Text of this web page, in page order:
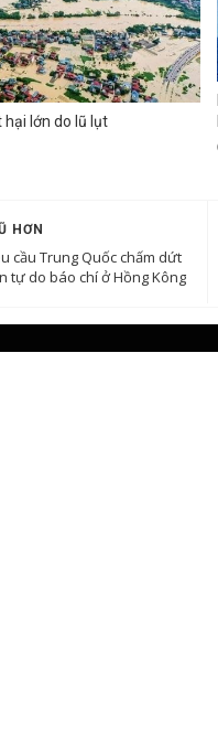
hại lớn do lũ lụt
HƠN
cầu Trung Quốc chấm dứt
tự do báo chí ở Hồng Kông